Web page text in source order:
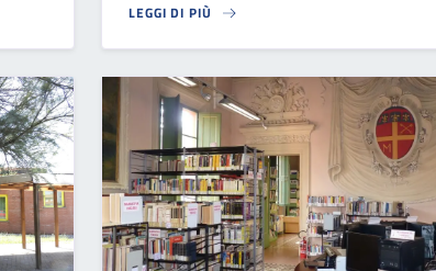
LEGGI DI PIÙ
ASILO NIDO CHICCODRILLO